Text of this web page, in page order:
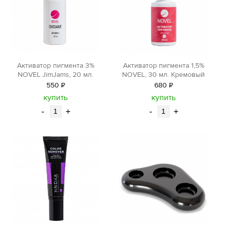
Активатор пигмента 3%
NOVEL JimJams, 20 мл.
550 Р
уб.
купить
- +
Активатор пигмента 1,5%
NOVEL, 30 мл. Кремовый
680 Р
уб.
купить
- +